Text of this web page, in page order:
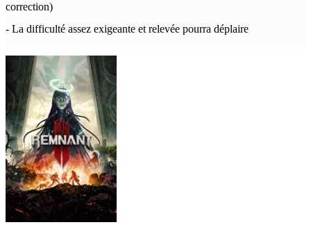
correction)
- La difficulté assez exigeante et relevée pourra déplaire